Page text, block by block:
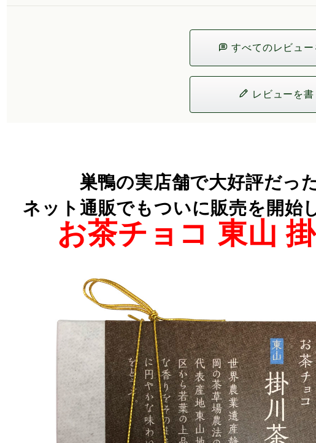
すべてのレビュ
レビューを書
巣鴨の実店舗で大好評だっ
ネット通販でもついに販売を開始
お茶チョコ 東山 掛